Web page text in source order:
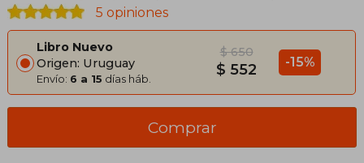
5 opiniones
Libro Nuevo
Origen: Uruguay
Envío: 6 a 15 días háb.
$ 650
$ 552 -15%
Comprar